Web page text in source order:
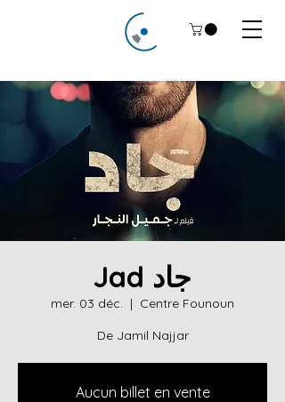
Jad جاد
mer. 03 déc.
  |
Centre Founoun
De Jamil Najjar
Aucun billet en vente